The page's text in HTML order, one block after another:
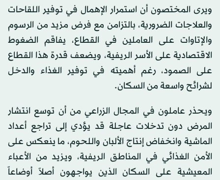
ويرى المختصون أن استمرار الإهمال في توفير اللقاحات
والعلاجات الضرورية، بالتزامن مع فرض مزيد من الرسوم
والإتاوات على العاملين في القطاع، يفاقم الضغوط
الاقتصادية على الأسر الريفية، ويضعف قدرة هذا القطاع
على الصمود، رغم أهميته في توفير الغذاء والدخل
لشرائح واسعة من السكان.
ويحذر عاملون في المجال الزراعي من أن توسع انتشار
المرض دون تدخلات عاجلة قد يؤدي إلى تراجع أعداد
الماشية وانخفاض إنتاج الألبان واللحوم، ما ينعكس على
الأمن الغذائي في المناطق الريفية، ويزيد من الأعباء
المعيشية على السكان الذين يواجهون أصلاً أوضاعاً